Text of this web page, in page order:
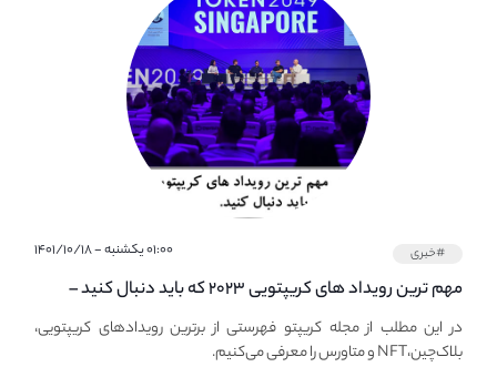
#خبری ۰۱:۰۰ یکشنبه - ۱۴۰۱/۱۰/۱۸
مهم ترین رویداد های کریپتویی ۲۰۲۳ که باید دنبال کنید –
معرفی بهترین رویداد های جهانی
در این مطلب از مجله کریپتو فهرستی از برترین رویدادهای کریپتویی،
بلاک‌چین،NFT و متاورس را معرفی می‌کنیم.